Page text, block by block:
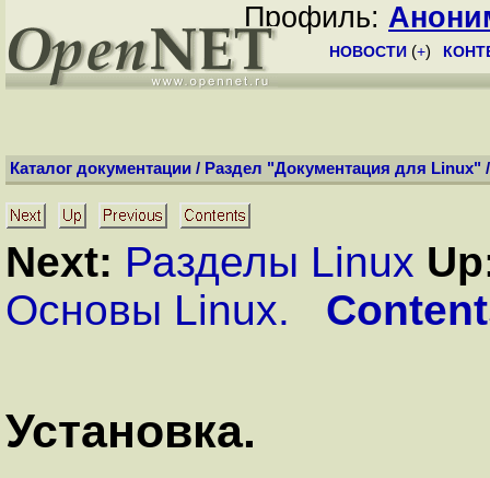
Профиль:
НОВОСТИ (+)
Каталог документации / Раздел "Документация для Linux"
Next: Разделы Linux
Основы Linux.
Установка.